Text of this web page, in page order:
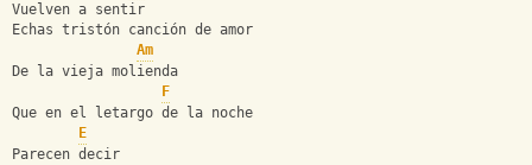
Vuelven a sentir
Echas tristón canción de amor
Am
De la vieja molienda
F
Que en el letargo de la noche
E
Parecen decir